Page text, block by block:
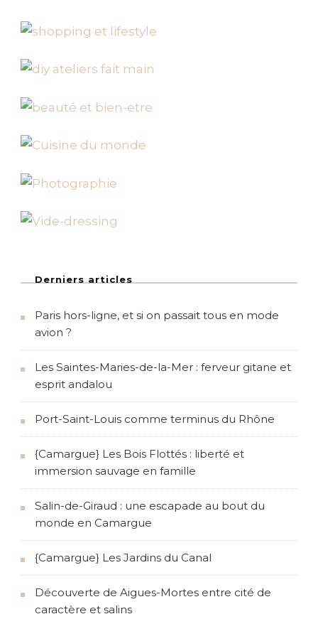
Derniers articles
Paris hors-ligne, et si on passait tous en mode
avion ?
Les Saintes-Maries-de-la-Mer : ferveur gitane et
esprit andalou
Port-Saint-Louis comme terminus du Rhône
{Camargue} Les Bois Flottés : liberté et
immersion sauvage en famille
Salin-de-Giraud : une escapade au bout du
monde en Camargue
{Camargue} Les Jardins du Canal
Découverte de Aigues-Mortes entre cité de
caractère et salins